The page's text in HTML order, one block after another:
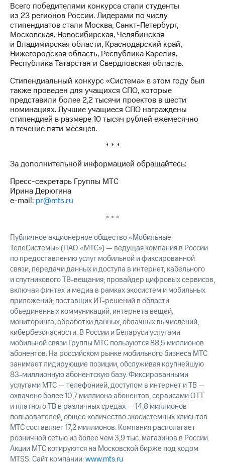
Всего победителями конкурса стали студенты
из 23 регионов России. Лидерами по числу
стипендиатов стали Москва, Санкт-Петербург,
Московская, Новосибирская, Челябинская
и Владимирская области, Краснодарский край,
Нижегородская область, Республика Карелия,
Республика Татарстан и Свердловская область.
Стипендиальный конкурс «Система» в этом году был
также проведен для учащихся СПО, которые
представили более 2,2 тысячи проектов в шести
номинациях. Лучшие учащиеся СПО награждены
стипендией в размере 10 тысяч рублей ежемесячно
в течение пяти месяцев.
* * *
За дополнительной информацией обращайтесь:
Пресс-секретарь Группы МТС
Ирина Дерюгина
e-mail: pr@mts.ru
* * *
Публичное акционерное общество «Мобильные
ТелеСистемы» (ПАО «МТС») — ведущая компания в России
по предоставлению услуг мобильной и фиксированной
связи, передачи данных и доступа в интернет, кабельного
и спутникового ТВ-вещания; провайдер цифровых сервисов,
включая финтех и медиа в рамках экосистем и мобильных
приложений; поставщик ИТ-решений в области
объединенных коммуникаций, интернета вещей,
мониторинга, обработки данных, облачных вычислений,
кибербезопасности. В России и Беларуси услугами
мобильной связи Группы МТС пользуются 88,5 миллионов
абонентов. На российском рынке мобильного бизнеса МТС
занимает лидирующие позиции, обслуживая крупнейшую
83-миллионную абонентскую базу. Фиксированными
услугами МТС — телефонией, доступом в интернет и ТВ —
охвачено более 10,7 миллиона абонентов, сервисами OTT
и платного ТВ в различных средах — 14,8 миллионов
пользователей, общее количество экосистемных клиентов
МТС составляет 17,2 миллионов. Компания располагает
розничной сетью из более чем 3,9 тыс. магазинов в России.
Акции МТС котируются на Московской бирже под кодом
MTSS. Сайт компании:www.mts.ru